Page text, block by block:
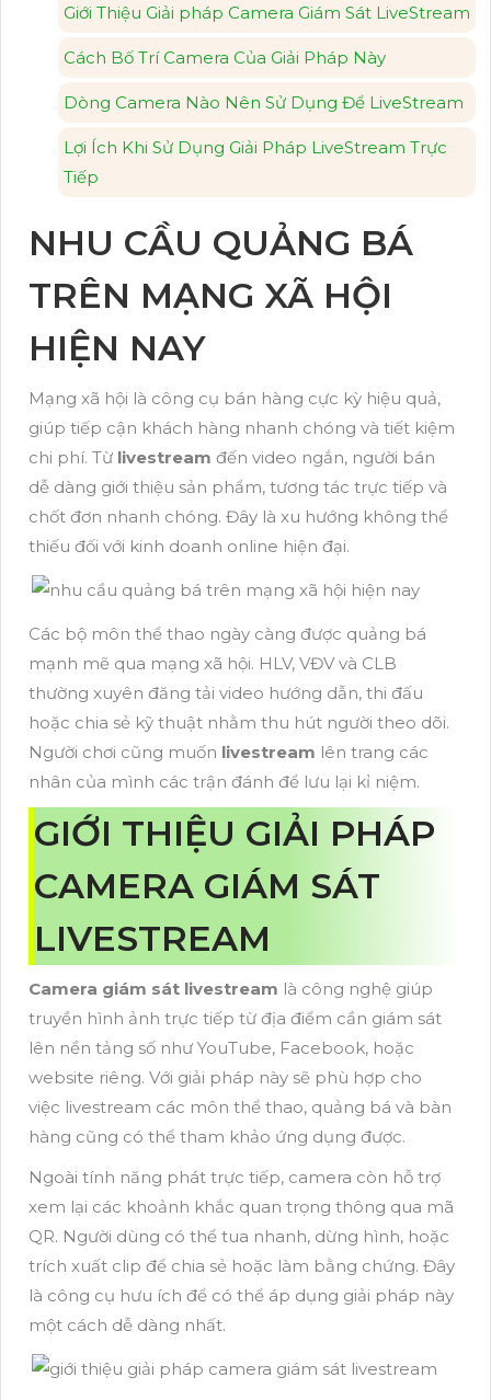
Giới Thiệu Giải pháp Camera Giám Sát LiveStream
Cách Bố Trí Camera Của Giải Pháp Này
Dòng Camera Nào Nên Sử Dụng Để LiveStream
Lợi Ích Khi Sử Dụng Giải Pháp LiveStream Trực
Tiếp
NHU CẦU QUẢNG BÁ
TRÊN MẠNG XÃ HỘI
HIỆN NAY
Mạng xã hội là công cụ bán hàng cực kỳ hiệu quả,
giúp tiếp cận khách hàng nhanh chóng và tiết kiệm
chi phí. Từ livestream đến video ngắn, người bán
dễ dàng giới thiệu sản phẩm, tương tác trực tiếp và
chốt đơn nhanh chóng. Đây là xu hướng không thể
thiếu đối với kinh doanh online hiện đại.
Các bộ môn thể thao ngày càng được quảng bá
mạnh mẽ qua mạng xã hội. HLV, VĐV và CLB
thường xuyên đăng tải video hướng dẫn, thi đấu
hoặc chia sẻ kỹ thuật nhằm thu hút người theo dõi.
Người chơi cũng muốn livestream lên trang các
nhân của mình các trận đánh để lưu lại kỉ niệm.
GIỚI THIỆU GIẢI PHÁP
CAMERA GIÁM SÁT
LIVESTREAM
Camera giám sát livestream là công nghệ giúp
truyền hình ảnh trực tiếp từ địa điểm cần giám sát
lên nền tảng số như YouTube, Facebook, hoặc
website riêng. Với giải pháp này sẽ phù hợp cho
việc livestream các môn thể thao, quảng bá và bàn
hàng cũng có thể tham khảo ứng dụng được.
Ngoài tính năng phát trực tiếp, camera còn hỗ trợ
xem lại các khoảnh khắc quan trọng thông qua mã
QR. Người dùng có thể tua nhanh, dừng hình, hoặc
trích xuất clip để chia sẻ hoặc làm bằng chứng. Đây
là công cụ hưu ích để có thể áp dụng giải pháp này
một cách dễ dàng nhất.